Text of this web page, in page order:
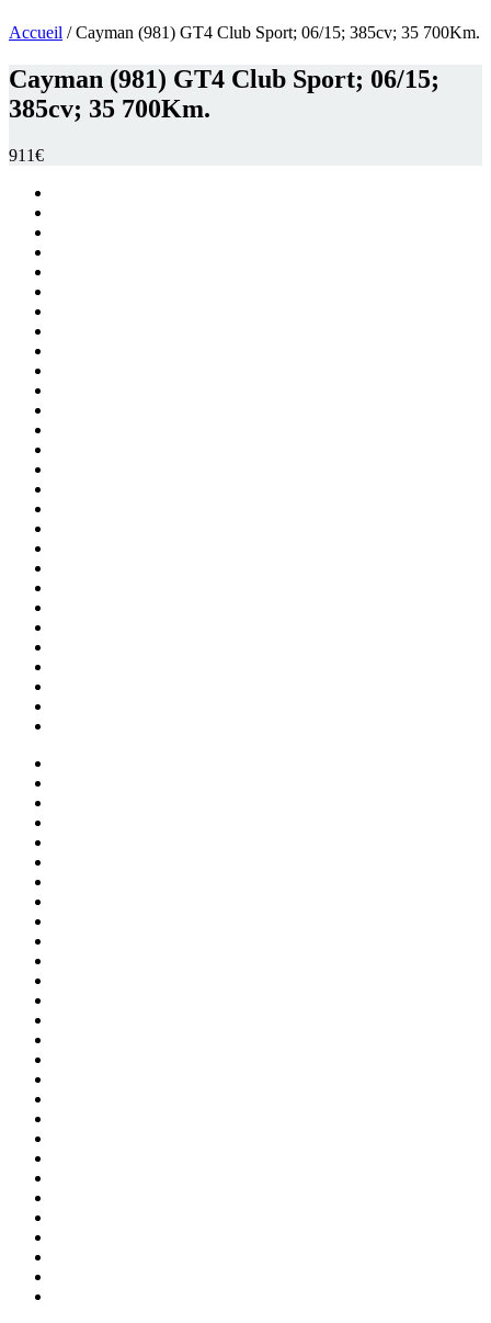
Accueil / Cayman (981) GT4 Club Sport; 06/15; 385cv; 35 700Km.
Cayman (981) GT4 Club Sport; 06/15;
385cv; 35 700Km.
911€